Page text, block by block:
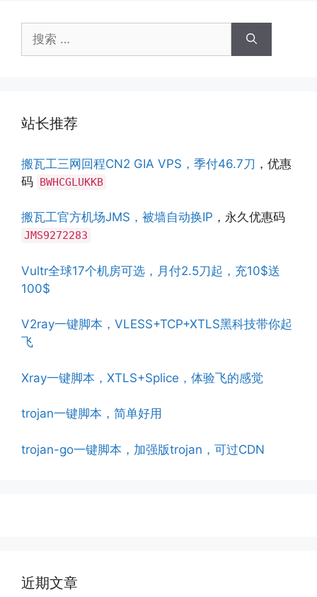
索：
站长推荐
搬瓦工三网回程CN2 GIA VPS，季付46.7刀 ，优惠
码 BWHCGLUKKB
搬瓦工官方机场JMS，被墙自动换IP ，永久优惠码
JMS9272283
Vultr全球17个机房可选，月付2.5刀起，充10$送
100$
V2ray一键脚本，VLESS+TCP+XTLS黑科技带你起
飞
Xray一键脚本，XTLS+Splice，体验飞的感觉
trojan一键脚本，简单好用
trojan-go一键脚本，加强版trojan，可过CDN
近期文章